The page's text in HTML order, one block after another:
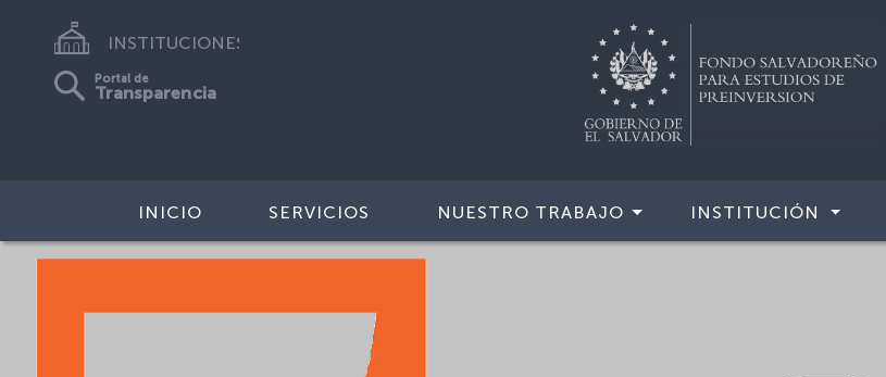
INSTITUCIONES
Portal de
Transparencia
INICIO SERVICIOS NUESTRO TRABAJO INSTITUCIÓN